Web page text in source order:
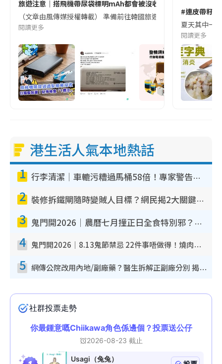
旅遊注意｜搭飛機帶尿袋標明mAh都會被沒收😱出發前切記檢查
（文章由風傳媒授權轉載） 準備前往韓國旅遊的民眾，近期要
閱讀更多
#連皮帶籽
夏天其中一
閱讀更多
港生活人氣本地熱話
1 行李清潔｜車轆污糟過馬桶58倍！專家警告忌用酒精抹 教1招免污手除菌
2 裝修拆鐵閘隨時變賊人目標？網民揭2大關鍵用途：裝新式等於白裝？附新舊鐵閘分別
3 鬼門開2026｜農曆七月撞正日全食特別邪？專家警告切忌做一事！揭4大禁忌+2招保平安
4 鬼門開2026｜8.13鬼節禁忌 22件事唔做得！燒肉、刺身要少食？半夜勿吹口哨/打呢個電話
5 網傳公院改用內地/副廠藥？醫生拆解正副廠分別 揭4類人換藥隨時出事